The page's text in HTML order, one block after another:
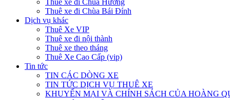
Thuê xe đi Chùa Hương
Thuê xe đi Chùa Bái Đính
Dịch vụ khác
Thuê Xe VIP
Thuê xe đi nội thành
Thuê xe theo tháng
Thuê Xe Cao Cấp (vip)
Tin tức
TIN CÁC DÒNG XE
TIN TỨC DỊCH VỤ THUÊ XE
KHUYẾN MẠI VÀ CHÍNH SÁCH CỦA HOÀNG